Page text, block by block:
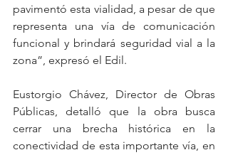
pavimentó esta vialidad, a pesar de que
representa una vía de comunicación
funcional y brindará seguridad vial a la
zona”, expresó el Edil.
Eustorgio Chávez, Director de Obras
Públicas, detalló que la obra busca
cerrar una brecha histórica en la
conectividad de esta importante vía, en